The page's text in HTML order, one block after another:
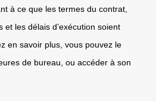
à ce que les termes du contrat,
et les délais d’exécution soient
en savoir plus, vous pouvez le
de bureau, ou accéder à son